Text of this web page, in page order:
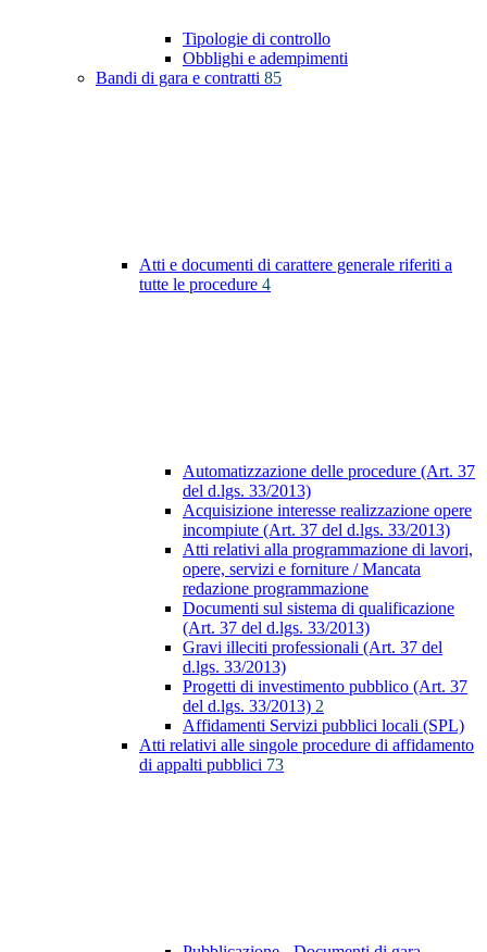
Tipologie di controllo
Obblighi e adempimenti
Bandi di gara e contratti 85
Atti e documenti di carattere generale riferiti a
tutte le procedure 4
Automatizzazione delle procedure (Art. 37
del d.lgs. 33/2013)
Acquisizione interesse realizzazione opere
incompiute (Art. 37 del d.lgs. 33/2013)
Atti relativi alla programmazione di lavori,
opere, servizi e forniture / Mancata
redazione programmazione
Documenti sul sistema di qualificazione
(Art. 37 del d.lgs. 33/2013)
Gravi illeciti professionali (Art. 37 del
d.lgs. 33/2013)
Progetti di investimento pubblico (Art. 37
del d.lgs. 33/2013) 2
Affidamenti Servizi pubblici locali (SPL)
Atti relativi alle singole procedure di affidamento
di appalti pubblici 73